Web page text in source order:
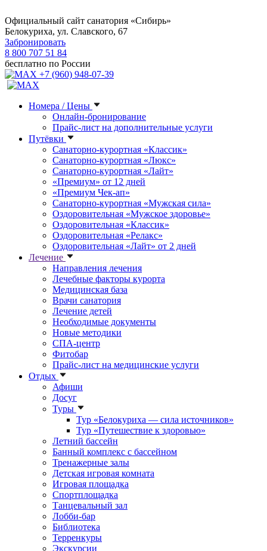
Официальный сайт санатория «Сибирь»
Белокуриха, ул. Славского, 67
Забронировать
8 800 707 51 84
бесплатно по России
+7 (960) 948-07-39
Номера / Цены
Онлайн-бронирование
Прайс-лист на дополнительные услуги
Путёвки
Санаторно-курортная «Классик»
Санаторно-курортная «Люкс»
Санаторно-курортная «Лайт»
«Премиум» от 12 дней
«Премиум Чек-ап»
Санаторно-курортная «Мужская сила»
Оздоровительная «Мужское здоровье»
Оздоровительная «Классик»
Оздоровительная «Релакс»
Оздоровительная «Лайт» от 2 дней
Лечение
Направления лечения
Лечебные факторы курорта
Медицинская база
Врачи санатория
Лечение детей
Необходимые документы
Новые методики
СПА-центр
Фитобар
Прайс-лист на медицинские услуги
Отдых
Афиши
Досуг
Туры
Тур «Белокуриха — сила источников»
Тур «Путешествие к здоровью»
Летний бассейн
Банный комплекс с бассейном
Тренажерные залы
Детская игровая комната
Игровая площадка
Спортплощадка
Танцевальный зал
Лобби-бар
Библиотека
Терренкуры
Экскурсии